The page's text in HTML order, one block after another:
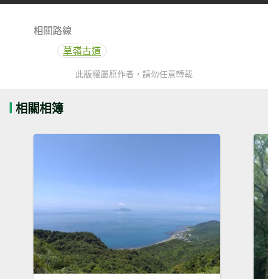
相關路線
草嶺古道
此版權屬原作者，請勿任意轉載
相關相簿